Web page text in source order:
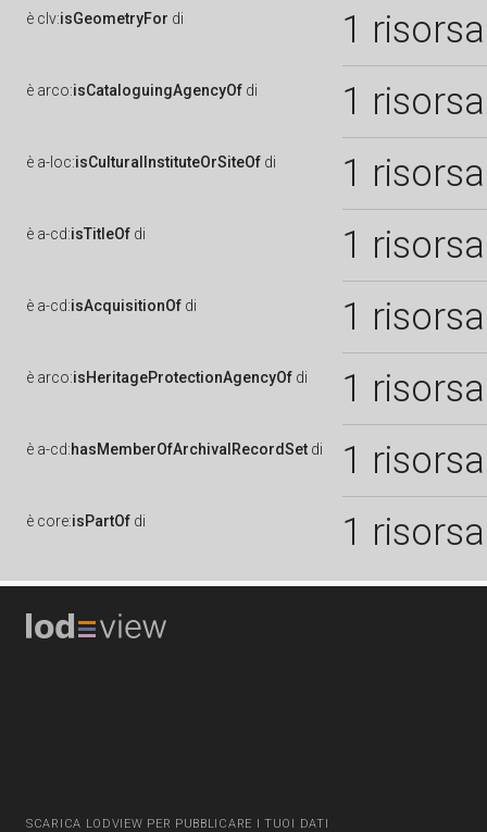
è clv:isGeometryFor di 1 risorsa
è arco:isCataloguingAgencyOf di 1 risorsa
è a-loc:isCulturalInstituteOrSiteOf di 1 risorsa
è a-cd:isTitleOf di 1 risorsa
è a-cd:isAcquisitionOf di 1 risorsa
è arco:isHeritageProtectionAgencyOf di 1 risorsa
è a-cd:hasMemberOfArchivalRecordSet di 1 risorsa
è core:isPartOf di 1 risorsa
SCARICA LODVIEW PER PUBBLICARE I TUOI DATI